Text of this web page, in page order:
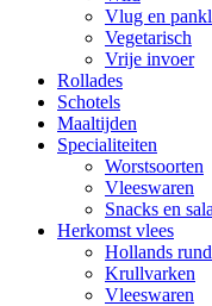
Vlug en
Vegetarisch
Vrije invoer
Rollades
Schotels
Maaltijden
Specialiteiten
Worstsoorten
Vleeswaren
Snacks en
Herkomst vlees
Hollands
Krullvarken
Vleeswaren